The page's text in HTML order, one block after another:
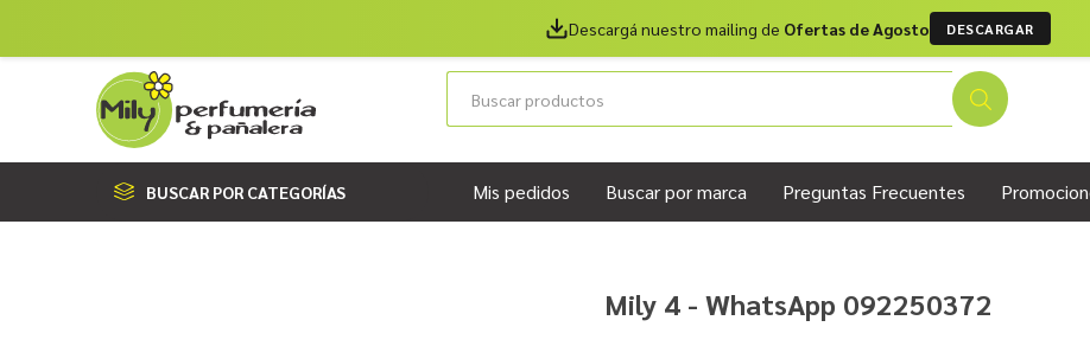
Descargá nuestro mailing de Ofertas de Agosto DESCARGAR
BUSCAR POR CATEGORÍAS Mis pedidos Buscar por marca Preguntas Frecuentes
Mily 4 - WhatsApp 092250372